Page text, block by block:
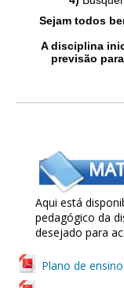
Sejam todos
A disciplina
previsão
Aqui está
pedagógico da
desejado para
Plano de ensino